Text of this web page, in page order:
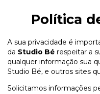
Política
A sua privacidade é
da Studio Bé respeitar a
qualquer informação sua
Studio Bé, e outros sites
Solicitamos informações